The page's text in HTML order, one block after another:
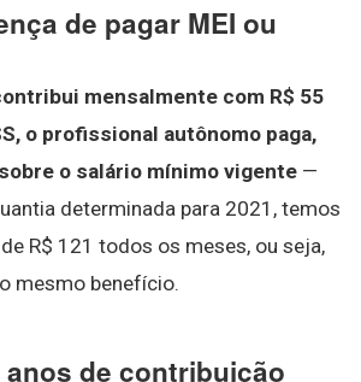
de pagar MEI ou
mensalmente com R$ 55
o profissional autônomo paga,
o salário mínimo vigente —
determinada para 2021, temos
R$ 121 todos os meses, ou seja,
mesmo benefício.
anos de contribuição